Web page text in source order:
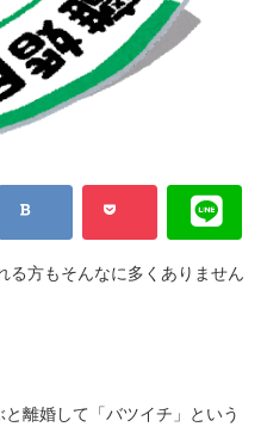
る方もそんなに多くありません
離婚して「バツイチ」という